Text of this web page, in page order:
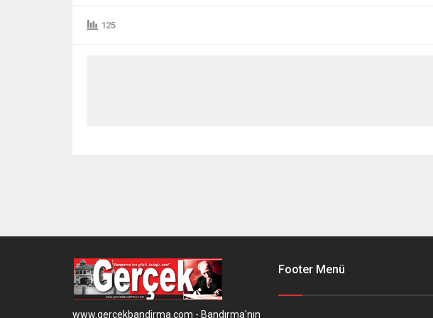
125
www.gercekbandirma.com - Bandırma'nın
Footer Menü